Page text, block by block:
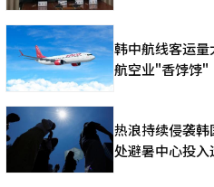
韩中航线客运量
航空业"香饽饽"
热浪持续侵袭
处避暑中心投入